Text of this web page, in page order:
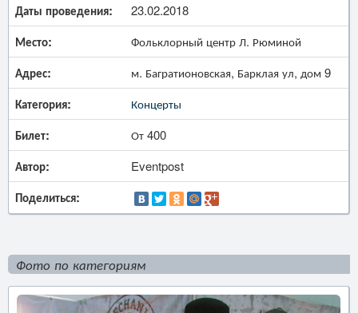
Даты проведения: 23.02.2018
Место: Фольклорный центр Л. Рюминой
Адрес: м. Багратионовская, Барклая ул, дом 9
Категория: Концерты
Билет: От 400
Автор: Eventpost
Поделиться:
Фото по категориям